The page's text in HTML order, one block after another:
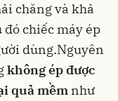
chăng và khả
chiếc máy ép
dùng.Nguyên
không ép được
quả mềm như